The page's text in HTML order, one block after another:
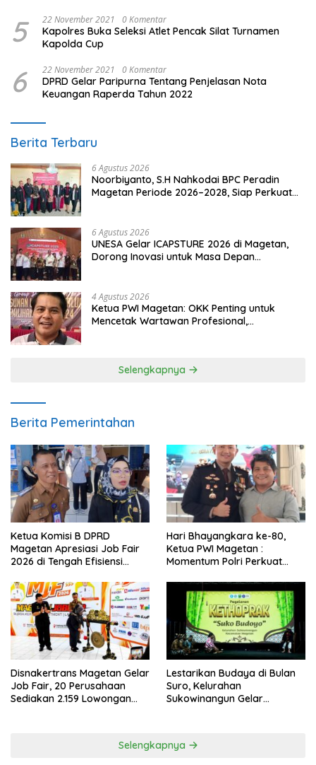
5 22 November 2021 0 Komentar
Kapolres Buka Seleksi Atlet Pencak Silat Turnamen
Kapolda Cup
6 22 November 2021 0 Komentar
DPRD Gelar Paripurna Tentang Penjelasan Nota
Keuangan Raperda Tahun 2022
Berita Terbaru
6 Agustus 2026
Noorbiyanto, S.H Nahkodai BPC Peradin
Magetan Periode 2026–2028, Siap Perkuat
6 Agustus 2026
UNESA Gelar ICAPSTURE 2026 di Magetan,
Dorong Inovasi untuk Masa Depan
4 Agustus 2026
Ketua PWI Magetan: OKK Penting untuk
Mencetak Wartawan Profesional,
Selengkapnya
Berita Pemerintahan
Ketua Komisi B DPRD
Magetan Apresiasi Job Fair
2026 di Tengah Efisiensi
Hari Bhayangkara ke-80,
Ketua PWI Magetan :
Momentum Polri Perkuat
Disnakertrans Magetan Gelar
Job Fair, 20 Perusahaan
Sediakan 2.159 Lowongan
Lestarikan Budaya di Bulan
Suro, Kelurahan
Sukowinangun Gelar
Selengkapnya